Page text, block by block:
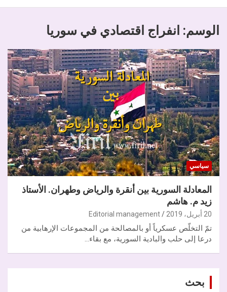
الوسم: انفراج اقتصادي في سوريا
سياسي
المعادلة السورية بين أنقرة والرياض وطهران. الأستاذ
زيد م. هاشم
20 أبريل، 2019 Editorial management
تمّ التخلّص عسكرياً أو بالمصالحة من المجموعات الإرهابية من
درعا إلى حلب والبادية السورية، مع بقاء…
بحث